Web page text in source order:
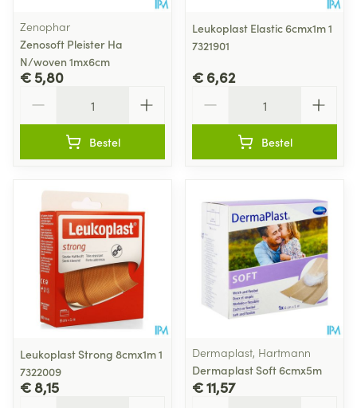
Zenophar
Zenosoft Pleister Ha
N/woven 1mx6cm
€ 5,80
Bestel
Leukoplast Elastic 6cmx1m 1
7321901
€ 6,62
Bestel
Leukoplast Strong 8cmx1m 1
7322009
€ 8,15
Dermaplast, Hartmann
Dermaplast Soft 6cmx5m
€ 11,57